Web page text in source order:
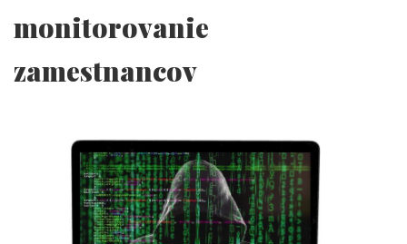
monitorovanie
zamestnancov